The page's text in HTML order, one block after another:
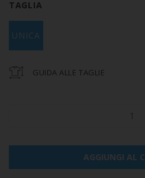
TAGLIA
UNICA
GUIDA ALLE TAGLIE
1
AGGIUNGI AL